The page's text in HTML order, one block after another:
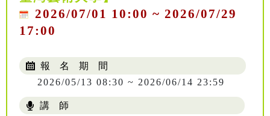
2026/07/01 10:00 ~ 2026/07/29
17:00
報 名 期 間
2026/05/13 08:30 ~ 2026/06/14 23:59
講 師